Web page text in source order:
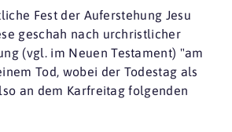
Fest der Auferstehung Jesu
geschah nach urchristlicher
(vgl. im Neuen Testament) "am
Tod, wobei der Todestag als
an dem Karfreitag folgenden